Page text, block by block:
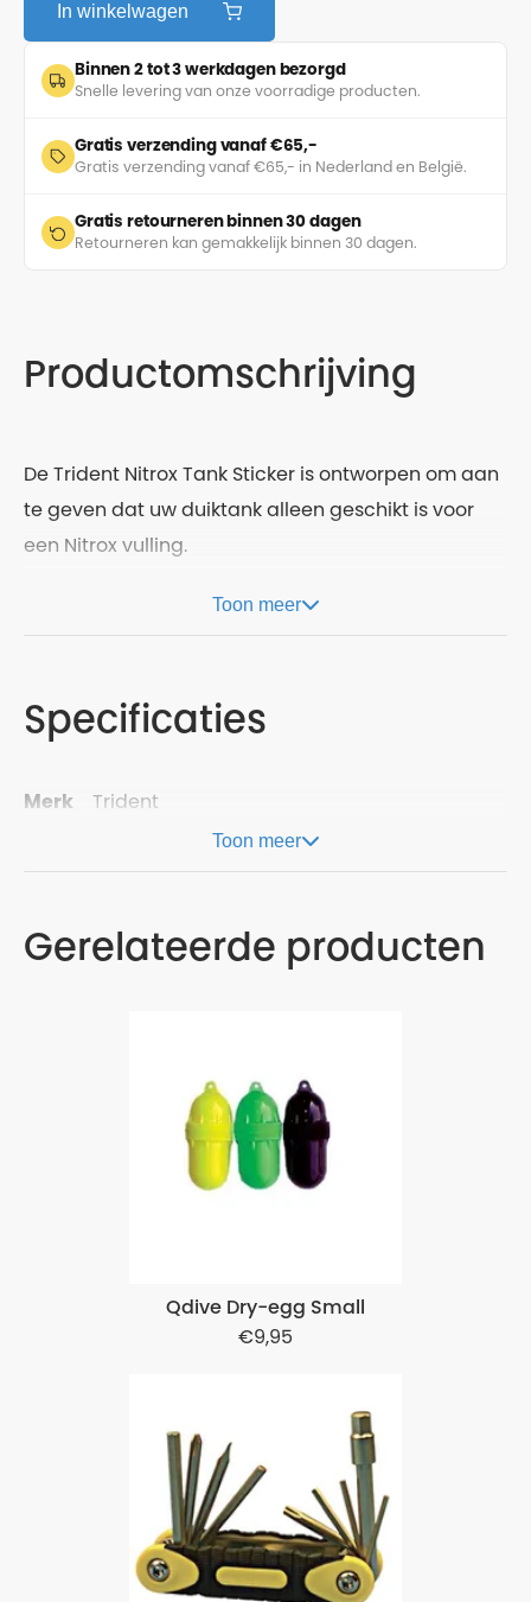
In winkelwagen
Binnen 2 tot 3 werkdagen bezorgd
Snelle levering van onze voorradige producten.
Gratis verzending vanaf €65,-
Gratis verzending vanaf €65,- in Nederland en België.
Gratis retourneren binnen 30 dagen
Retourneren kan gemakkelijk binnen 30 dagen.
Productomschrijving
De Trident Nitrox Tank Sticker is ontworpen om aan
te geven dat uw duiktank alleen geschikt is voor
een Nitrox vulling.
Toon meer
Specificaties
Merk Trident
Toon meer
Gerelateerde producten
Qdive Dry-egg Small
9,95